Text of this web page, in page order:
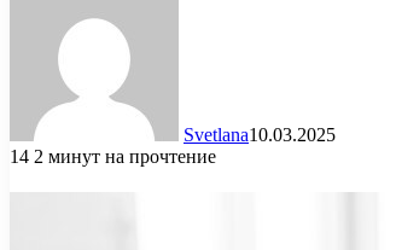
Svetlana10.03.2025
14 2 минут на прочтение